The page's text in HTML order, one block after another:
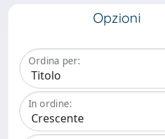
Opzioni
Ordina per:
In ordine: